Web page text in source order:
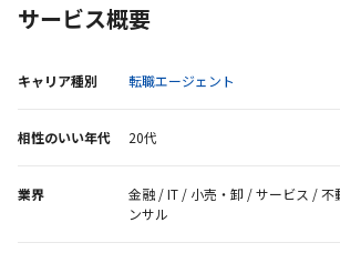
サービス概要
キャリア種別 転職エージェント
相性のいい年代 20代
業界
金融 / IT / 小売・卸 / サービス / 不
ンサル